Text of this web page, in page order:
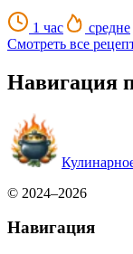
1 час
средне
Смотреть все
Навигация
© 2024–2026
Навигация